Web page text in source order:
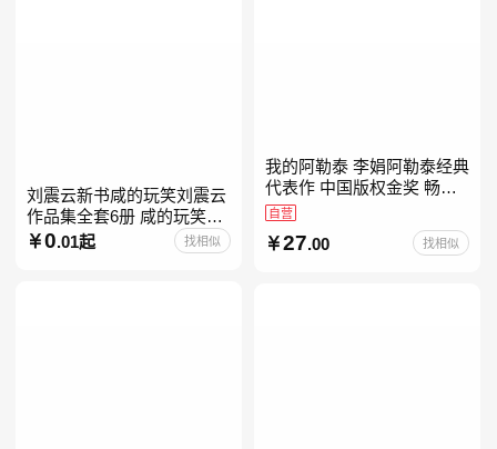
我的阿勒泰 李娟阿勒泰经典
代表作 中国版权金奖 畅销
超200万册 同名剧8.9分爆款
北疆大地的旷野之梦 当当自
营
自营
27.00 找相似
刘震云新书咸的玩笑刘震云
作品集全套6册 咸的玩笑
+一句顶一万句+一日三秋
+我不是潘金莲+我叫刘跃进
0.01起 找相似